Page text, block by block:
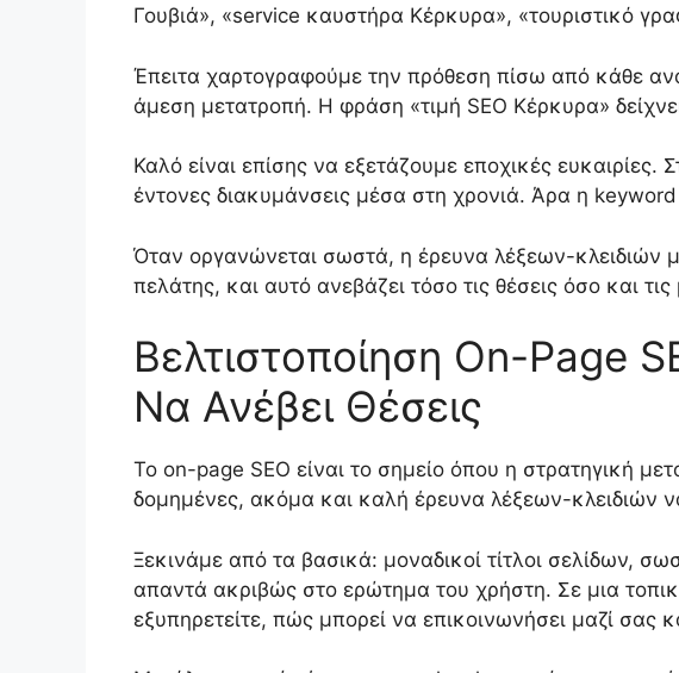
Γουβιά», «service καυστήρα Κέρκυρα», «τουριστικό
Έπειτα χαρτογραφούμε την πρόθεση πίσω από κάθε
άμεση μετατροπή. Η φράση «τιμή SEO Κέρκυρα»
Καλό είναι επίσης να εξετάζουμε εποχικές
έντονες διακυμάνσεις μέσα στη χρονιά. Άρα η
Όταν οργανώνεται σωστά, η έρευνα λέξεων-κλειδιών
πελάτης, και αυτό ανεβάζει τόσο τις θέσεις όσο και
Βελτιστοποίηση On-Page
Να Ανέβει Θέσεις
Το on-page SEO είναι το σημείο όπου η στρατηγική
δομημένες, ακόμα και καλή έρευνα λέξεων-κλειδιών
Ξεκινάμε από τα βασικά: μοναδικοί τίτλοι σελίδων,
απαντά ακριβώς στο ερώτημα του χρήστη. Σε μια
εξυπηρετείτε, πώς μπορεί να επικοινωνήσει μαζί σας